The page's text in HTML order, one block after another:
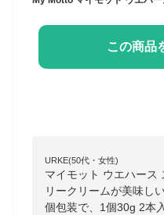
この商品
URKE(50代・女性)
マイモット ウエハース
リークリームが美味し
個包装で、1個30g 2本